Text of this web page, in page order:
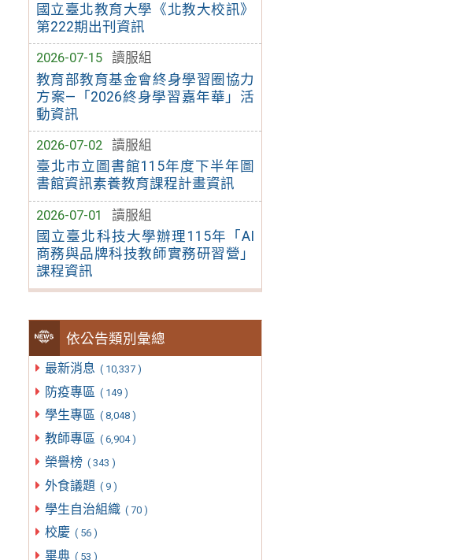
國立臺北教育大學《北教大校訊》
第222期出刊資訊
2026-07-15
讀服組
教育部教育基金會終身學習圈協力
方案—「2026終身學習嘉年華」活
動資訊
2026-07-02
讀服組
臺北市立圖書館115年度下半年圖
書館資訊素養教育課程計畫資訊
2026-07-01
讀服組
國立臺北科技大學辦理115年「AI
商務與品牌科技教師實務研習營」
課程資訊
依公告類別彙總
最新消息 ( 10,337 )
防疫專區 ( 149 )
學生專區 ( 8,048 )
教師專區 ( 6,904 )
榮譽榜 ( 343 )
外食議題 ( 9 )
學生自治組織 ( 70 )
校慶 ( 56 )
畢典 ( 53 )